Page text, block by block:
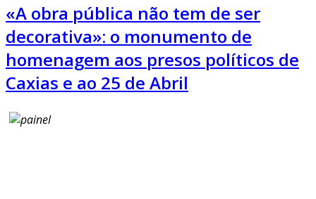
«A obra pública não tem de ser
decorativa»: o monumento de
homenagem aos presos políticos de
Caxias e ao 25 de Abril